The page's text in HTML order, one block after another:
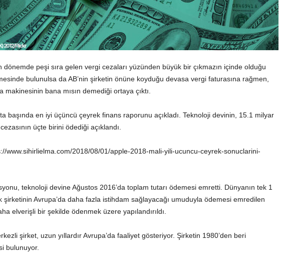
dönemde peşi sıra gelen vergi cezaları yüzünden büyük bir çıkmazın içinde olduğu
bulunulsa da AB’nin şirketin önüne koyduğu devasa vergi faturasına rağmen,
makinesinin bana mısın demediği ortaya çıktı.
başında en iyi üçüncü çeyrek finans raporunu açıkladı. Teknoloji devinin, 15.1 milyar
üçte birini ödediği açıklandı.
www.sihirlielma.com/2018/08/01/apple-2018-mali-yili-ucuncu-ceyrek-sonuclarini-
teknoloji devine Ağustos 2016’da toplam tutarı ödemesi emretti. Dünyanın tek 1
şirketinin Avrupa’da daha fazla istihdam sağlayacağı umuduyla ödemesi emredilen
elverişli bir şekilde ödenmek üzere yapılandırıldı.
şirket, uzun yıllardır Avrupa’da faaliyet gösteriyor. Şirketin 1980’den beri
bulunuyor.